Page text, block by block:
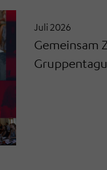
Juli 2026
Gemeinsam